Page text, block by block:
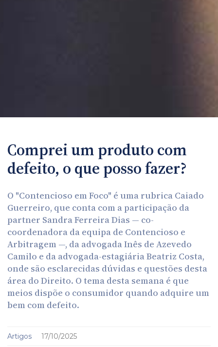
Comprei um produto com
defeito, o que posso fazer?
O "Contencioso em Foco" é uma rubrica Caiado
Guerreiro, que conta com a participação da
partner Sandra Ferreira Dias — co-
coordenadora da equipa de Contencioso e
Arbitragem —, da advogada Inês de Azevedo
Camilo e da advogada-estagiária Beatriz Costa,
onde são esclarecidas dúvidas e questões desta
área do Direito. O tema desta semana é que
meios dispõe o consumidor quando adquire um
bem com defeito.
Artigos 17/10/2025